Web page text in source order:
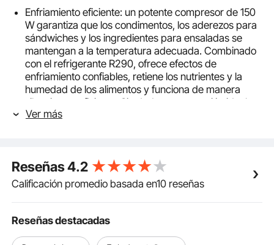
Enfriamiento eficiente: un potente compresor de 150
W garantiza que los condimentos, los aderezos para
sándwiches y los ingredientes para ensaladas se
mantengan a la temperatura adecuada. Combinado
con el refrigerante R290, ofrece efectos de
enfriamiento confiables, retiene los nutrientes y la
humedad de los alimentos y funciona de manera
silenciosa y eficiente. Sin duda es una opción ideal
para uso comercial. Asegúrese de que el entorno
condimentos refrigerada cuenta con 3 1/3 bandejas y
4 1/6 bandejas, lo que aumenta la capacidad para un
uso flexible. Los divisores extraíbles le ayudan a
se crucen los sabores y mantener los ingredientes
Ver más
Reseñas4.2
Calificación promedio basada en10 reseñas
Reseñas destacadas